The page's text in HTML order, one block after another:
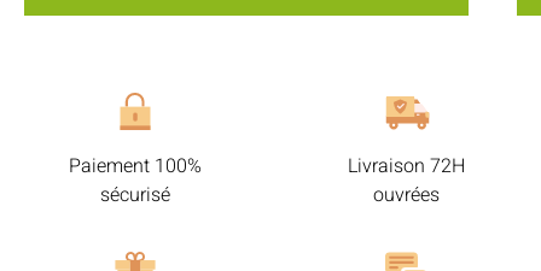
Paiement 100%
sécurisé
Livraison 72H
ouvrées